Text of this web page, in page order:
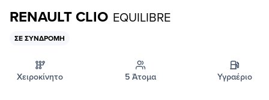
RENAULT CLIO EQUILIBRE
ΣΕ ΣΥΝΔΡΟΜΉ
Χειροκίνητο 5 Άτομα Υγραέριο